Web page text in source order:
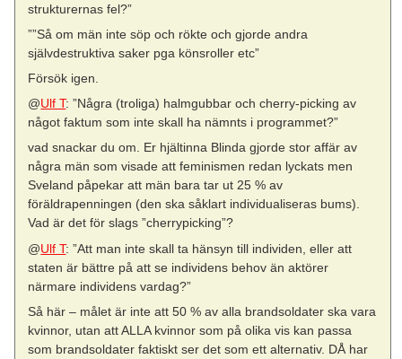
strukturernas fel?”
””Så om män inte söp och rökte och gjorde andra
självdestruktiva saker pga könsroller etc”
Försök igen.
@Ulf T: ”Några (troliga) halmgubbar och cherry-picking av
något faktum som inte skall ha nämnts i programmet?”
vad snackar du om. Er hjältinna Blinda gjorde stor affär av
några män som visade att feminismen redan lyckats men
Sveland påpekar att män bara tar ut 25 % av
föräldrapenningen (den ska såklart individualiseras bums).
Vad är det för slags ”cherrypicking”?
@Ulf T: ”Att man inte skall ta hänsyn till individen, eller att
staten är bättre på att se individens behov än aktörer
närmare individens vardag?”
Så här – målet är inte att 50 % av alla brandsoldater ska vara
kvinnor, utan att ALLA kvinnor som på olika vis kan passa
som brandsoldater faktiskt ser det som ett alternativ. DÅ har